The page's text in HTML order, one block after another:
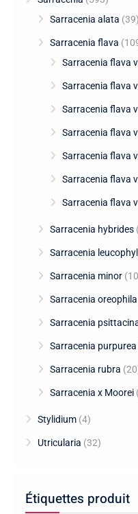
Sarracenia alata (39)
Sarracenia flava
Sarracenia flava
Sarracenia flava
Sarracenia flava
Sarracenia flava
Sarracenia flava
Sarracenia flava
Sarracenia flava
Sarracenia hybrides
Sarracenia
Sarracenia minor
Sarracenia oreophila
Sarracenia
Sarracenia purpurea
Sarracenia rubra
Sarracenia x Moorei
Stylidium (4)
Utricularia (32)
Étiquettes produit